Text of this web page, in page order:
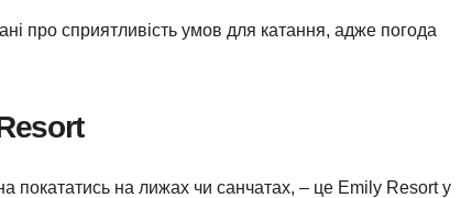
про сприятливість умов для катання, адже погода
на лижах чи санчатах, – це Emily Resort у